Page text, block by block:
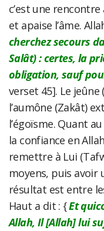
c’est une
et apaise l’âme.
cherchez secours
Salât) : certes, la
obligation, sauf
verset 45]. Le jeûne
l’aumône (Zakât)
l’égoïsme. Quant
la confiance en
remettre à Lui
moyens, puis avoir
résultat est entre
Haut a dit : {Et
Allah, Il [Allah] lui